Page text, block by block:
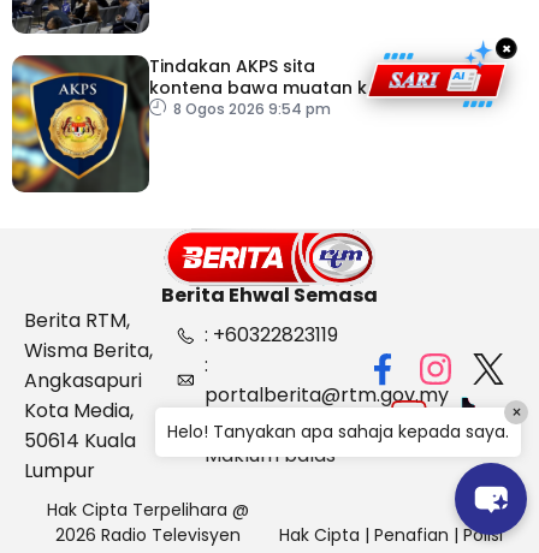
Tindakan AKPS sita
kontena bawa muatan ke
Israel bukti ketegasan
8 Ogos 2026 9:54 pm
×
Berita Ehwal Semasa
Berita RTM,
Wisma Berita,
Angkasapuri
Kota Media,
50614 Kuala
Lumpur
: +60322823119
:
portalberita@rtm.gov.my
: Aduan &
Maklum balas
Hak Cipta Terpelihara @
2026 Radio Televisyen
Hak Cipta | Penafian | Polisi
Helo! Tanyakan apa sahaja kepada saya.
×